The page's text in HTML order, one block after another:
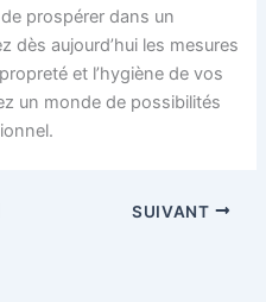
prospérer dans un
dès aujourd’hui les mesures
et l’hygiène de vos
un monde de possibilités
SUIVANT